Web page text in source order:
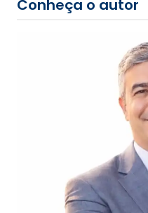
Conheça o autor